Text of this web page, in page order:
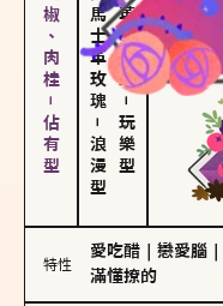
胡椒、肉桂－佔有型 大馬士革玫瑰
－
浪漫型
皮革、琥珀
－
玩樂型
特性
愛吃醋 戀愛腦
滿懂撩的